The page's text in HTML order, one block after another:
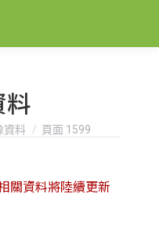
料
資料 頁面 1599
關資料將陸續更新